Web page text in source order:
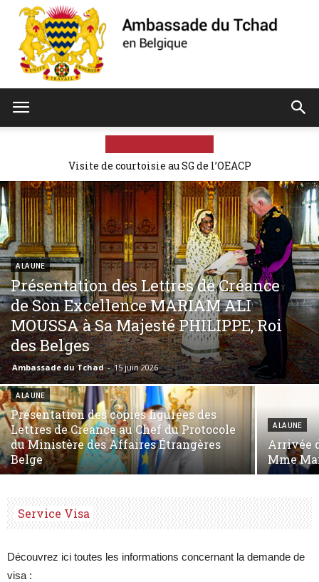
du
Tchad
de
Belgique
Visite de courtoisie au SG de l’OEACP
Présentation des Lettres de Créance de Son Excellence
Belges
A LA UNE
Présentation des Lettres de Créance
de Son Excellence MARIAM ALI
MOUSSA à Sa Majesté PHILIPPE, Roi
des Belges
Ambassade du Tchad - 15 juin 2026
A LA UNE
Présentation des copies figurées des
Lettres de Créance au Chef du Protocole
du Ministère des Affaires Étrangères
Belge
A LA UNE
Arrivée
Mme
Service Visa
Découvrez ici toutes les informations concernant la demande de
visa :